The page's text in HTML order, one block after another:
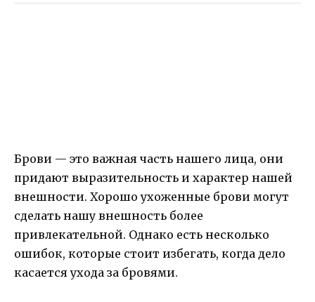
Брови — это важная часть нашего лица, они
придают выразительность и характер нашей
внешности. Хорошо ухоженные брови могут
сделать нашу внешность более
привлекательной. Однако есть несколько
ошибок, которые стоит избегать, когда дело
касается ухода за бровями.